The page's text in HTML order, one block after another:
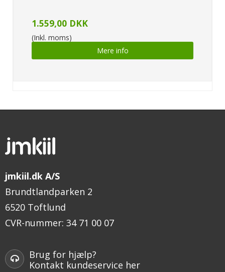
1.559,00 DKK
(Inkl. moms)
Mere info
jmkiil.dk A/S
Brundtlandparken 2
6520 Toftlund
CVR-nummer: 34 71 00 07
Brug for hjælp?
Kontakt kundeservice her